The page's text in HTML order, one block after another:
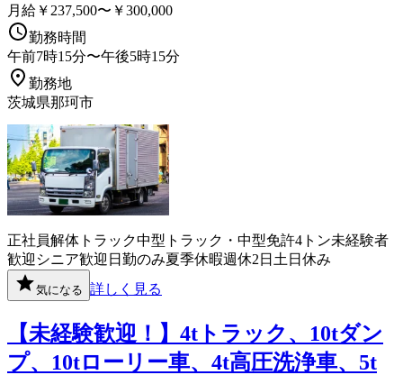
月給￥237,500〜￥300,000
勤務時間
午前7時15分〜午後5時15分
勤務地
茨城県那珂市
正社員解体 トラック中型トラック・中型免許4トン未経験者
歓迎 シニア歓迎 日勤のみ夏季休暇週休2日 土日休み
気になる 詳しく見る
【未経験歓迎！】4tトラック、10tダン
プ、10tローリー車、4t高圧洗浄車、5t